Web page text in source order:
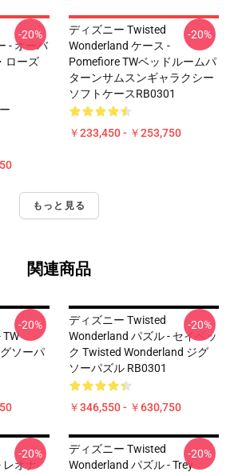
- オーバ
ローズ
-20%
ディズニー Twisted
Wonderland ケース -
Pomefiore TWベッドルームパ
ターンサムスンギャラクシー
ソフトケースRB0301
￥233,450 - ￥253,750
-20%
もっと見る
関連商品
TW
ソーパ
-20%
ディズニー Twisted
Wonderland パズル - セイベッ
ク Twisted Wonderland ジグ
ソーパズル RB0301
￥346,550 - ￥630,750
-20%
オナ
-20%
ディズニー Twisted
Wonderland パズル - Trey
-20%